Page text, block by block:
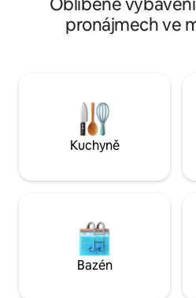
2 ložnice, koupelna. Přístup k
asfaltové cestě, cca 300 metrů
trampolína, houpačka. Rychlost
asi 20 Mb/s, kvůli blízkosti jezera
signál. Slabé pokrytí mobilní sítí.
základní kanály.
pronájmech ve
Kuchyně
Bazén